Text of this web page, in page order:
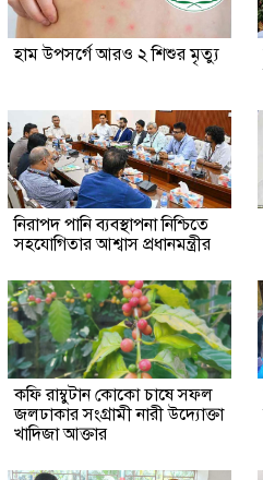
হাম উপসর্গে আরও ২ শিশুর মৃত্যু
নিরাপদ পানি ব্যবস্থাপনা নিশ্চিতে
সহযোগিতার আশ্বাস প্রধানমন্ত্রীর
কফি রাম্বুটান কোকো চাষে সফল
জলঢাকার সংগ্রামী নারী উদ্যোক্তা
খাদিজা আক্তার